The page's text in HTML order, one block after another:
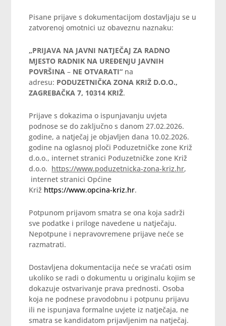
Pisane prijave s dokumentacijom dostavljaju se u
zatvorenoj omotnici uz obaveznu naznaku:
„PRIJAVA NA JAVNI NATJEČAJ ZA RADNO
MJESTO RADNIK NA UREĐENJU JAVNIH
POVRŠINA– NE OTVARATI“ na
adresu: PODUZETNIČKA ZONA KRIŽ D.O.O.,
ZAGREBAČKA 7, 10314 KRIŽ.
Prijave s dokazima o ispunjavanju uvjeta
podnose se do zaključno s danom 27.02.2026.
godine, a natječaj je objavljen dana 10.02.2026.
godine na oglasnoj ploči Poduzetničke zone Križ
d.o.o., internet stranici Poduzetničke zone Križ
d.o.o. https://www.poduzetnicka-zona-kriz.hr,
internet stranici Općine
Križ https://www.opcina-kriz.hr.
Potpunom prijavom smatra se ona koja sadrži
sve podatke i priloge navedene u natječaju.
Nepotpune i nepravovremene prijave neće se
razmatrati.
Dostavljena dokumentacija neće se vraćati osim
ukoliko se radi o dokumentu u originalu kojim se
dokazuje ostvarivanje prava prednosti. Osoba
koja ne podnese pravodobnu i potpunu prijavu
ili ne ispunjava formalne uvjete iz natječaja, ne
smatra se kandidatom prijavljenim na natječaj.